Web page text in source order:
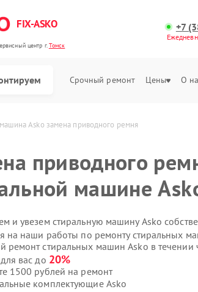
FIX-ASKO
центр г.Томск
+7
Срочный ремонт Цены О
Asko замена приводного ремня
приводного
машине
и увезем стиральную машину Asko
на наши работы по ремонту стиральных
ремонт стиральных машин Asko в течении
вас до 20%
1500 рублей на ремонт
комплектующие Asko